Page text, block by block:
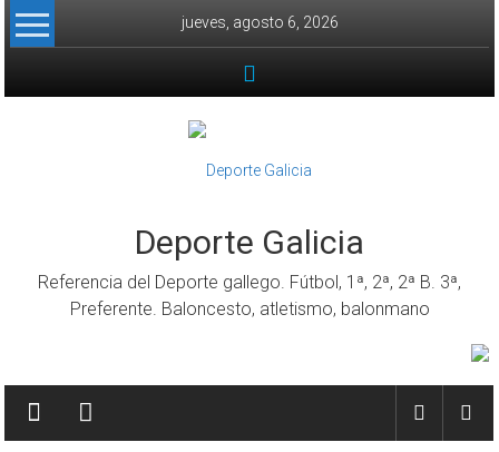
Skip to content
jueves, agosto 6, 2026
Deporte Galicia
Referencia del Deporte gallego. Fútbol, 1ª, 2ª, 2ª B. 3ª,
Preferente. Baloncesto, atletismo, balonmano